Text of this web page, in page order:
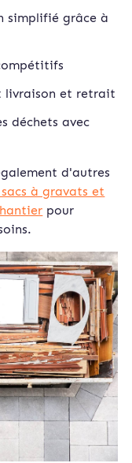
simplifié grâce à
livraison et retrait
déchets avec
d'autres
à gravats et
pour